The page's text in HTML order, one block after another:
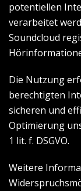
potentiellen
verarbeitet
Soundcloud
Die Nutzung
berechtigten
sicheren und
Optimierung
1 lit. f. DSGVO.
Weitere